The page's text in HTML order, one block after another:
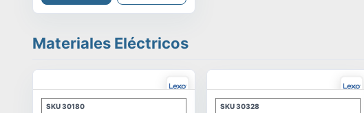
Materiales Eléctricos
SKU30180 SKU30328